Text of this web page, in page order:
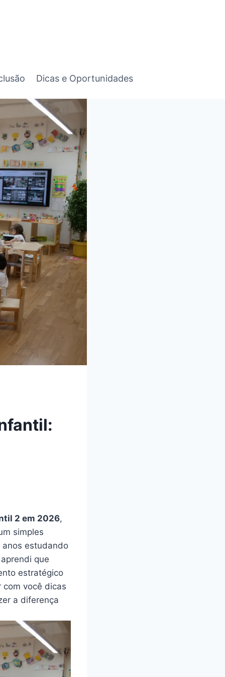
Dicas e Oportunidades
2 em 2026,
simples
estudando
que
estratégico
você dicas
a diferença